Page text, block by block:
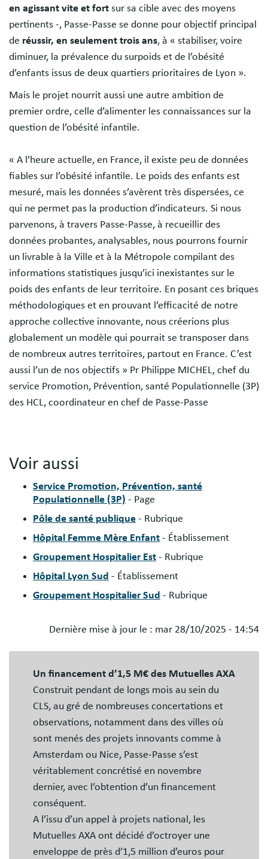
en agissant vite et fort sur sa cible avec des moyens
pertinents -, Passe-Passe se donne pour objectif principal
de réussir, en seulement trois ans, à « stabiliser, voire
diminuer, la prévalence du surpoids et de l’obésité
d’enfants issus de deux quartiers prioritaires de Lyon ».
Mais le projet nourrit aussi une autre ambition de
premier ordre, celle d’alimenter les connaissances sur la
question de l’obésité infantile.
« A l’heure actuelle, en France, il existe peu de données
fiables sur l’obésité infantile. Le poids des enfants est
mesuré, mais les données s’avèrent très dispersées, ce
qui ne permet pas la production d’indicateurs. Si nous
parvenons, à travers Passe-Passe, à recueillir des
données probantes, analysables, nous pourrons fournir
un livrable à la Ville et à la Métropole compilant des
informations statistiques jusqu’ici inexistantes sur le
poids des enfants de leur territoire. En posant ces briques
méthodologiques et en prouvant l’efficacité de notre
approche collective innovante, nous créerions plus
globalement un modèle qui pourrait se transposer dans
de nombreux autres territoires, partout en France. C’est
aussi l’un de nos objectifs » Pr Philippe MICHEL, chef du
service Promotion, Prévention, santé Populationnelle (3P)
des HCL, coordinateur en chef de Passe-Passe
Voir aussi
Service Promotion, Prévention, santé
Populationnelle (3P) - Page
Pôle de santé publique - Rubrique
Hôpital Femme Mère Enfant - Établissement
Groupement Hospitalier Est - Rubrique
Hôpital Lyon Sud - Établissement
Groupement Hospitalier Sud - Rubrique
Dernière mise à jour le : mar 28/10/2025 - 14:54
Un financement d’1,5 M€ des Mutuelles AXA
Construit pendant de longs mois au sein du
CLS, au gré de nombreuses concertations et
observations, notamment dans des villes où
sont menés des projets innovants comme à
Amsterdam ou Nice, Passe-Passe s’est
véritablement concrétisé en novembre
dernier, avec l’obtention d’un financement
conséquent.
A l’issu d’un appel à projets national, les
Mutuelles AXA ont décidé d’octroyer une
enveloppe de près d’1,5 million d’euros pour